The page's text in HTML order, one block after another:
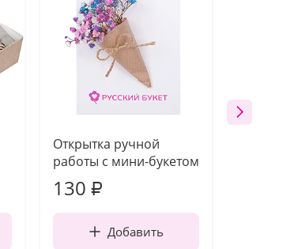
Открытка ручной
работы с мини-букетом
130 ₽
Добавить